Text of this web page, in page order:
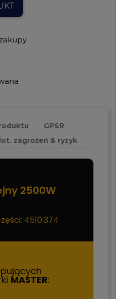
GPSR
zagrożeń & ryzyk
2500W
4510.374
MASTER: